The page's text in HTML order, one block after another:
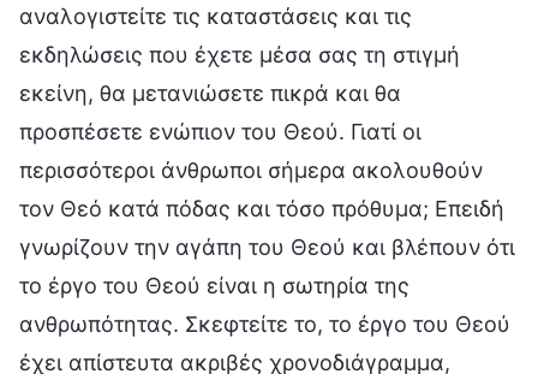
αναλογιστείτε τις καταστάσεις και τις
εκδηλώσεις που έχετε μέσα σας τη στιγμή
εκείνη, θα μετανιώσετε πικρά και θα
προσπέσετε ενώπιον του Θεού. Γιατί οι
περισσότεροι άνθρωποι σήμερα ακολουθούν
τον Θεό κατά πόδας και τόσο πρόθυμα; Επειδή
γνωρίζουν την αγάπη του Θεού και βλέπουν ότι
το έργο του Θεού είναι η σωτηρία της
ανθρωπότητας. Σκεφτείτε το, το έργο του Θεού
έχει απίστευτα ακριβές χρονοδιάγραμμα,